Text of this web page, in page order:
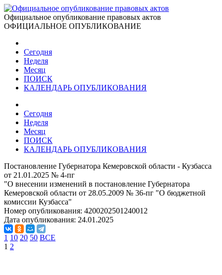
Официальное опубликование правовых актов
ОФИЦИАЛЬНОЕ ОПУБЛИКОВАНИЕ
Сегодня
Неделя
Месяц
ПОИСК
КАЛЕНДАРЬ ОПУБЛИКОВАНИЯ
Сегодня
Неделя
Месяц
ПОИСК
КАЛЕНДАРЬ ОПУБЛИКОВАНИЯ
Постановление Губернатора Кемеровской области - Кузбасса
от 21.01.2025 № 4-пг
"О внесении изменений в постановление Губернатора
Кемеровской области от 28.05.2009 № 36-пг "О бюджетной
комиссии Кузбасса"
Номер опубликования: 4200202501240012
Дата опубликования: 24.01.2025
1 10 20 50 ВСЕ
1 2